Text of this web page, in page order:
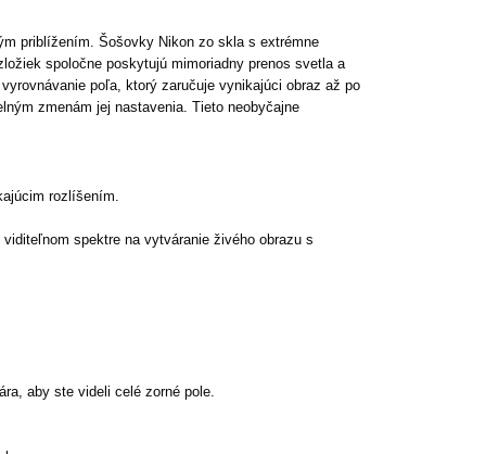
priblížením. Šošovky Nikon zo skla s extrémne
spoločne poskytujú mimoriadny prenos svetla a
poľa, ktorý zaručuje vynikajúci obraz až po
zmenám jej nastavenia. Tieto neobyčajne
rozlíšením.
spektre na vytváranie živého obrazu s
aby ste videli celé zorné pole.